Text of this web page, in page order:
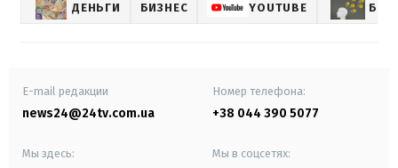
ДЕНЬГИ БИЗНЕС YOUTUBE
E-mail редакции
news24@24tv.com.ua
Номер телефона:
+38 044 390 5077
Мы здесь: Мы в соцсетях: